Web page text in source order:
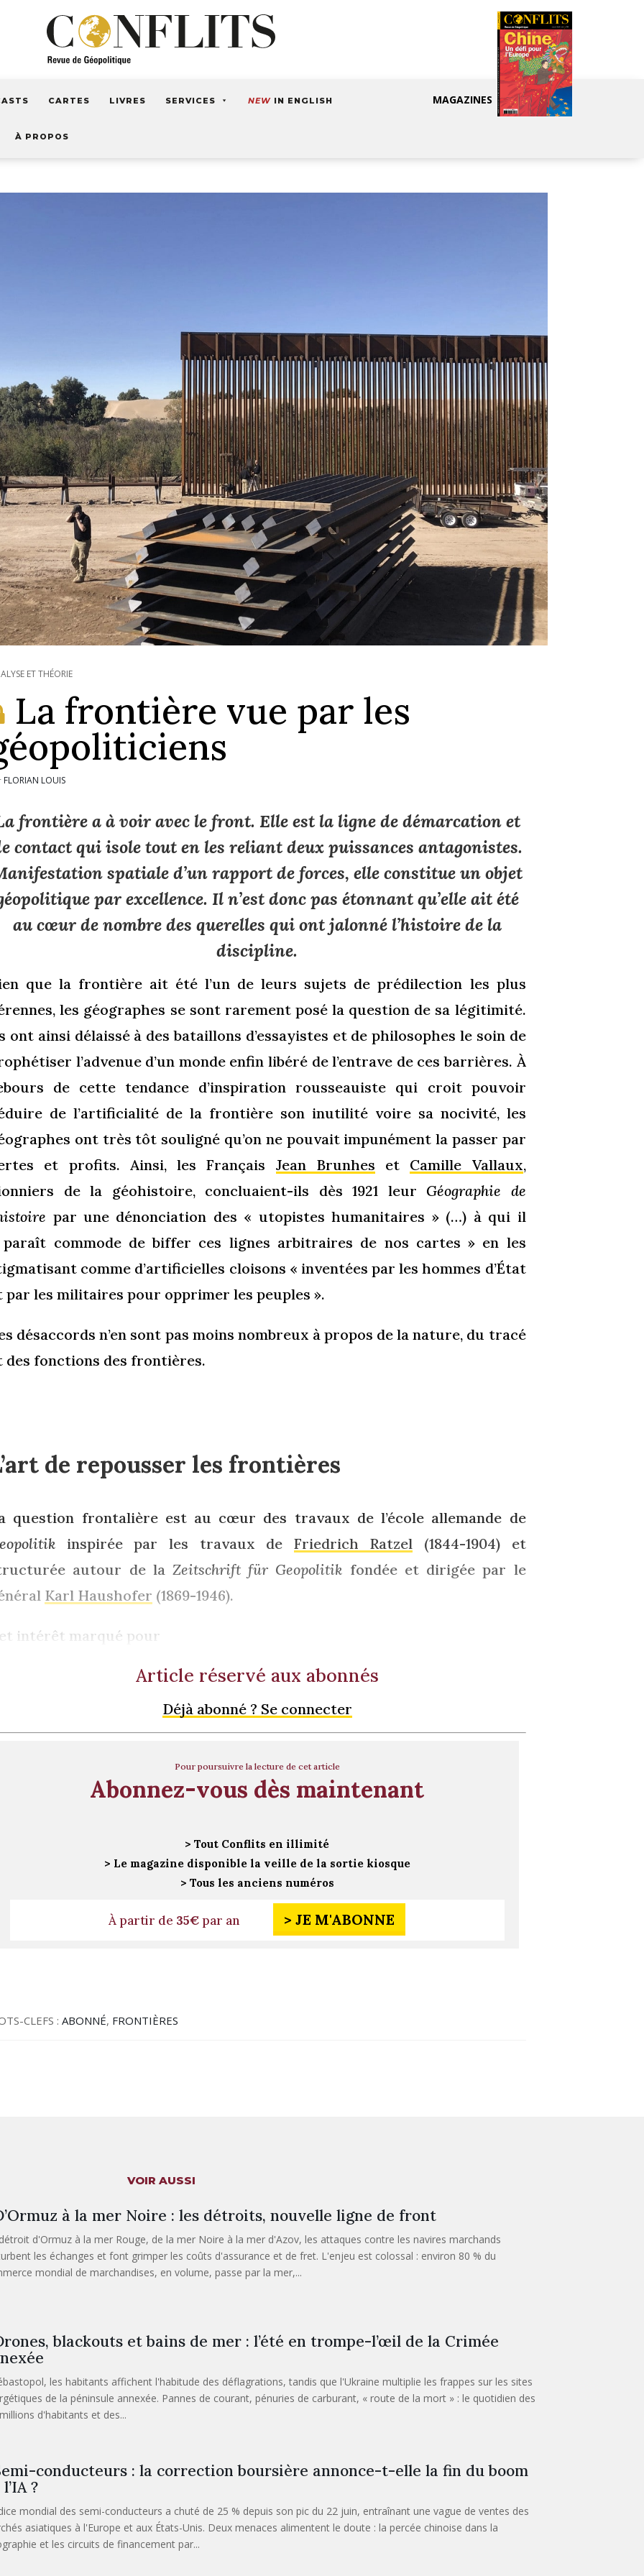
CARTES LIVRES SERVICES NEW IN ENGLISH
À PROPOS
MAGAZINES
ET THÉORIE
La frontière vue par les
FLORIAN LOUIS
frontière a à voir avec le front. Elle est la ligne de démarcation et
contact qui isole tout en les reliant deux puissances antagonistes.
spatiale d’un rapport de forces, elle constitue un objet
par excellence. Il n’est donc pas étonnant qu’elle ait été
au cœur de nombre des querelles qui ont jalonné l’histoire de la
discipline.
que la frontière ait été l’un de leurs sujets de prédilection les plus
les géographes se sont rarement posé la question de sa légitimité.
ont ainsi délaissé à des bataillons d’essayistes et de philosophes le soin de
l’advenue d’un monde enfin libéré de l’entrave de ces barrières. À
de cette tendance d’inspiration rousseauiste qui croit pouvoir
de l’artificialité de la frontière son inutilité voire sa nocivité, les
ont très tôt souligné qu’on ne pouvait impunément la passer par
et profits. Ainsi, les Français Jean Brunhes et Camille Vallaux,
de la géohistoire, concluaient-ils dès 1921 leur Géographie de
par une dénonciation des « utopistes humanitaires » (…) à qui il
commode de biffer ces lignes arbitraires de nos cartes » en les
comme d’artificielles cloisons « inventées par les hommes d’État
par les militaires pour opprimer les peuples ».
désaccords n’en sont pas moins nombreux à propos de la nature, du tracé
des fonctions des frontières.
de repousser les frontières
question frontalière est au cœur des travaux de l’école allemande de
inspirée par les travaux de Friedrich Ratzel (1844-1904) et
autour de la Zeitschrift für Geopolitik fondée et dirigée par le
Karl Haushofer (1869-1946).
intérêt marqué pour
Article réservé aux abonnés
Déjà abonné ? Se connecter
Pour poursuivre la lecture de cet article
Abonnez-vous dès maintenant
> Tout Conflits en illimité
> Le magazine disponible la veille de la sortie kiosque
> Tous les anciens numéros
À partir de 35€par an > JE M'ABONNE
CLEFS :ABONNÉ, FRONTIÈRES
VOIR AUSSI
à la mer Noire : les détroits, nouvelle ligne de front
d'Ormuz à la mer Rouge, de la mer Noire à la mer d'Azov, les attaques contre les navires marchands
les échanges et font grimper les coûts d'assurance et de fret. L'enjeu est colossal : environ 80 % du
mondial de marchandises, en volume, passe par la mer,...
blackouts et bains de mer : l’été en trompe-l’œil de la Crimée
les habitants affichent l'habitude des déflagrations, tandis que l'Ukraine multiplie les frappes sur les sites
de la péninsule annexée. Pannes de courant, pénuries de carburant, « route de la mort » : le quotidien des
d'habitants et des...
conducteurs : la correction boursière annonce-t-elle la fin du boom
?
mondial des semi-conducteurs a chuté de 25 % depuis son pic du 22 juin, entraînant une vague de ventes des
asiatiques à l'Europe et aux États-Unis. Deux menaces alimentent le doute : la percée chinoise dans la
et les circuits de financement par...